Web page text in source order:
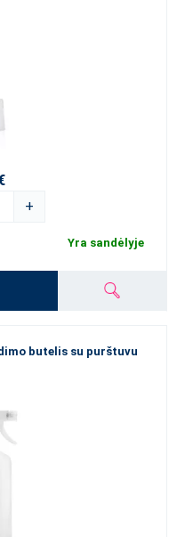
+
Yra sandėlyje
butelis su purštuvu